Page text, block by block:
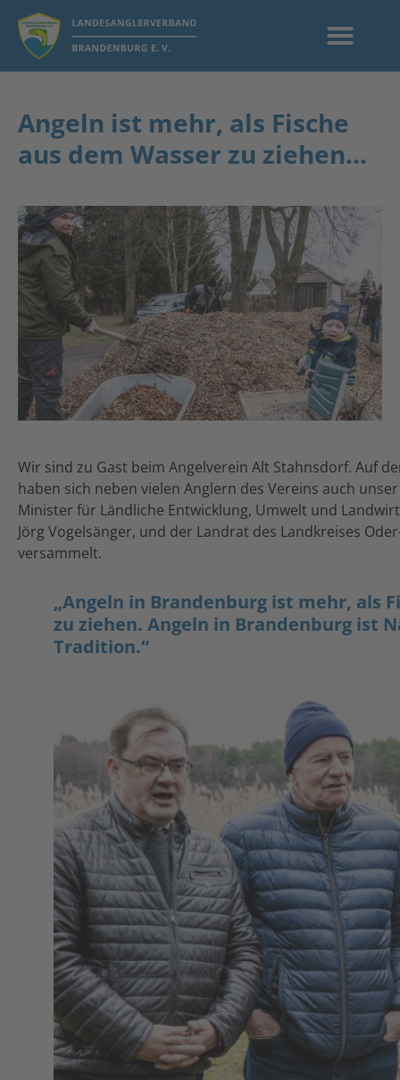
Angeln ist mehr, als Fische
aus dem Wasser zu ziehen…
Wir sind zu Gast beim Angelverein Alt Stahnsdorf. Auf
haben sich neben vielen Anglern des Vereins auch
Minister für Ländliche Entwicklung, Umwelt und
Jörg Vogelsänger, und der Landrat des Landkreises
versammelt.
„Angeln in Brandenburg ist mehr, als
zu ziehen. Angeln in Brandenburg ist
Tradition.“